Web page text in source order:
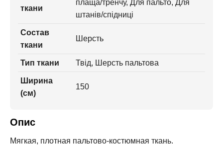
ткани
плаща/тренчу, Для пальто, Для
штанів/спідниці
Состав
ткани
Шерсть
Тип ткани Твід, Шерсть пальтова
Ширина
(см)
150
Опис
Мягкая, плотная пальтово-костюмная ткань.